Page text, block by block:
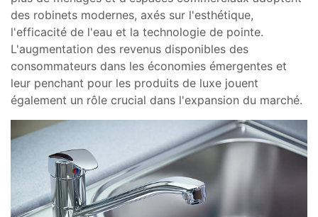
des robinets modernes, axés sur l'esthétique,
l'efficacité de l'eau et la technologie de pointe.
L'augmentation des revenus disponibles des
consommateurs dans les économies émergentes et
leur penchant pour les produits de luxe jouent
également un rôle crucial dans l'expansion du marché.